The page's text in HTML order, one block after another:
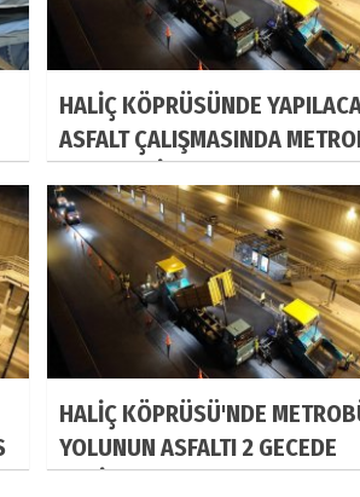
HALİÇ KÖPRÜSÜNDE
ASFALT ÇALIŞMASINDA
HALİÇ KÖPRÜSÜ'NDE
YOLUNUN ASFALTI 2 GECEDE